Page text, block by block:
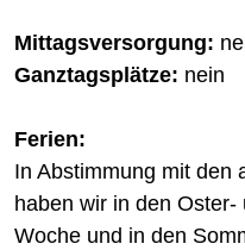
Mittagsversorgung:
Ganztagsplätze: nein
Ferien:
In Abstimmung mit den
haben wir in den
Woche und in den